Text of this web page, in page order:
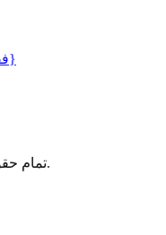
+989901670051{فقط واتس اپ یا تلگرام}
تمام حقوق مادی و معنوی این پنل محفوظ است.